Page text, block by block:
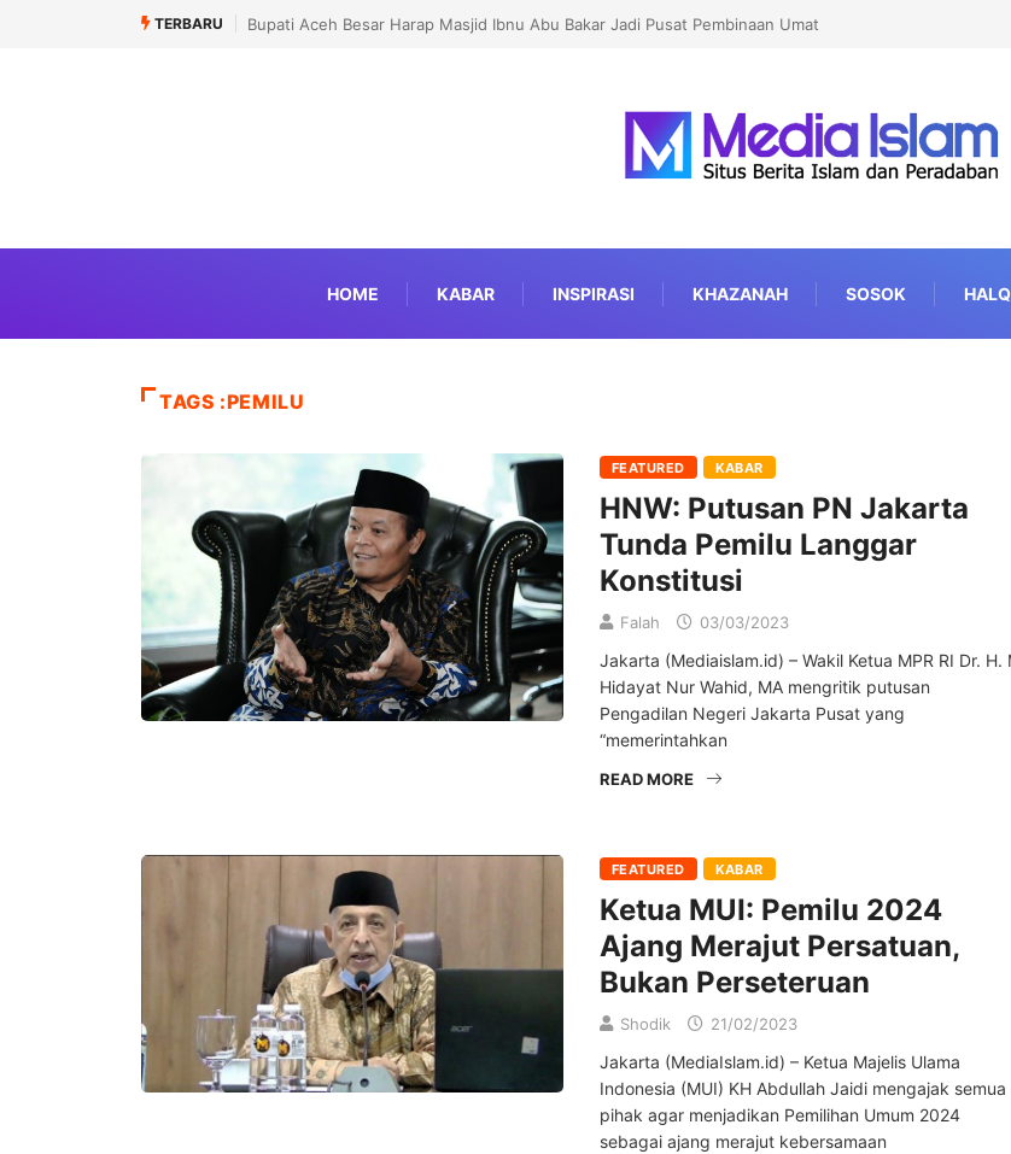
TERBARU
Bupati Aceh Besar Harap Masjid Ibnu Abu Bakar Jadi Pusat Pembinaan UmatLomba dan Karnaval HUT RI Jangan Jadi Ajang
HOME KABAR INSPIRASI KHAZANAH SOSOK
TAGS :PEMILU
FEATURED KABAR
HNW: Putusan PN Jakarta
Tunda Pemilu Langgar
Konstitusi
Falah 03/03/2023
Jakarta (Mediaislam.id) – Wakil Ketua MPR RI Dr. H.
Hidayat Nur Wahid, MA mengritik putusan
Pengadilan Negeri Jakarta Pusat yang
“memerintahkan
READ MORE
FEATURED KABAR
Ketua MUI: Pemilu 2024
Ajang Merajut Persatuan,
Bukan Perseteruan
Shodik 21/02/2023
Jakarta (MediaIslam.id) – Ketua Majelis Ulama
Indonesia (MUI) KH Abdullah Jaidi mengajak semua
pihak agar menjadikan Pemilihan Umum 2024
sebagai ajang merajut kebersamaan